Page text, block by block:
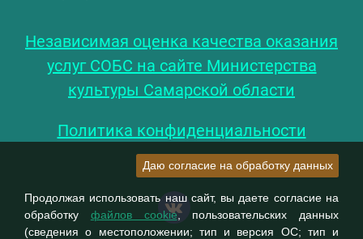
Независимая оценка качества оказания
услуг СОБС на сайте Министерства
культуры Самарской области
Политика конфиденциальности
Даю согласие на обработку данных
Продолжая использовать наш сайт, вы даете согласие на
обработку файлов cookie, пользовательских данных
(сведения о местоположении; тип и версия ОС; тип и